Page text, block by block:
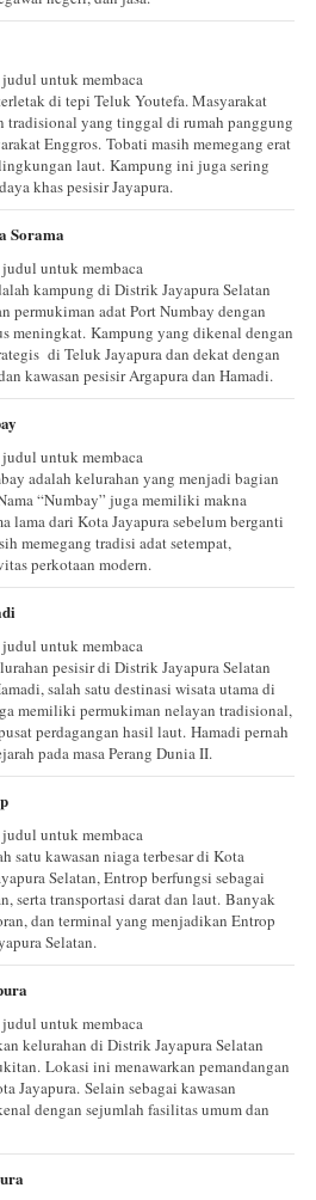
untuk membaca
di tepi Teluk Youtefa. Masyarakat
tradisional yang tinggal di rumah panggung
Enggros. Tobati masih memegang erat
laut. Kampung ini juga sering
khas pesisir Jayapura.
Sorama
untuk membaca
kampung di Distrik Jayapura Selatan
permukiman adat Port Numbay dengan
meningkat. Kampung yang dikenal dengan
di Teluk Jayapura dan dekat dengan
kawasan pesisir Argapura dan Hamadi.
untuk membaca
adalah kelurahan yang menjadi bagian
“Numbay” juga memiliki makna
lama dari Kota Jayapura sebelum berganti
memegang tradisi adat setempat,
perkotaan modern.
untuk membaca
pesisir di Distrik Jayapura Selatan
salah satu destinasi wisata utama di
memiliki permukiman nelayan tradisional,
perdagangan hasil laut. Hamadi pernah
pada masa Perang Dunia II.
untuk membaca
satu kawasan niaga terbesar di Kota
Selatan, Entrop berfungsi sebagai
serta transportasi darat dan laut. Banyak
dan terminal yang menjadikan Entrop
Selatan.
untuk membaca
kelurahan di Distrik Jayapura Selatan
Lokasi ini menawarkan pemandangan
Jayapura. Selain sebagai kawasan
dengan sejumlah fasilitas umum dan